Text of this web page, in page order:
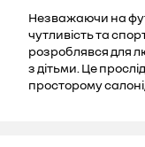
Незважаючи на
чутливість та
розроблявся для
з дітьми. Це
просторому